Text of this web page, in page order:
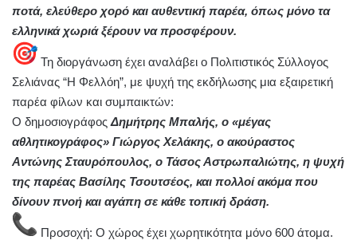
ποτά, ελεύθερο χορό και αυθεντική παρέα, όπως μόνο τα
ελληνικά χωριά ξέρουν να προσφέρουν.
Τη διοργάνωση έχει αναλάβει ο Πολιτιστικός Σύλλογος
Σελιάνας “Η Φελλόη”, με ψυχή της εκδήλωσης μια εξαιρετική
παρέα φίλων και συμπαικτών:
Ο δημοσιογράφοςΔημήτρης Μπαλής, ο «μέγας
αθλητικογράφος» Γιώργος Χελάκης, ο ακούραστος
Αντώνης Σταυρόπουλος, ο Τάσος Αστρωπαλιώτης, η ψυχή
της παρέας Βασίλης Τσουτσέος, και πολλοί ακόμα που
δίνουν πνοή και αγάπη σε κάθε τοπική δράση.
Προσοχή: Ο χώρος έχει χωρητικότητα μόνο 600 άτομα.